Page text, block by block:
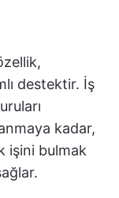
destektir. İş
kadar,
işini bulmak